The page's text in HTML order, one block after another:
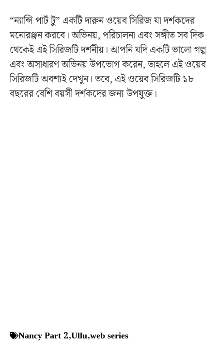
“ন্যান্সি পার্ট টু” একটি দারুন ওয়েব সিরিজ যা দর্শকদের
মনোরঞ্জন করবে। অভিনয়, পরিচালনা এবং সঙ্গীত সব দিক
থেকেই এই সিরিজটি দর্শনীয়। আপনি যদি একটি ভালো গল্প
এবং অসাধারণ অভিনয় উপভোগ করেন, তাহলে এই ওয়েব
সিরিজটি অবশ্যই দেখুন। তবে, এই ওয়েব সিরিজটি ১৮
বছরের বেশি বয়সী দর্শকদের জন্য উপযুক্ত।
Nancy Part 2,Ullu,web series